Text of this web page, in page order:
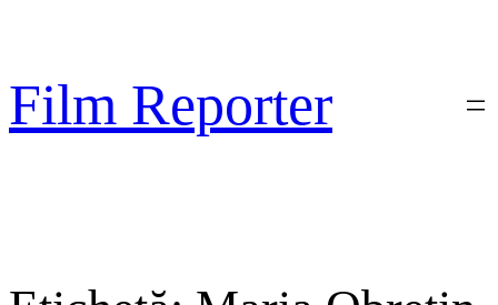
conținut
Film Reporter